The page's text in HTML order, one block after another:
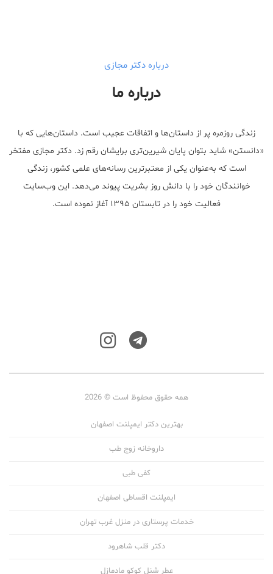
درباره دکتر مجازی
درباره ما
زندگی روزمره پر از داستان‌ها و اتفاقات عجیب است. داستان‌هایی که با
«دانستن» شاید بتوان پایان شیرین‌تری برایشان رقم زد. دکتر مجازی مفتخر
است که به‌عنوان یکی از معتبر‌ترین رسانه‌های علمی کشور، زندگی
خوانندگان خود را با دانش روز بشریت پیوند می‌دهد. این وب‌سایت
فعالیت خود را در تابستان ۱۳۹۵ آغاز نموده است.
همه حقوق محفوظ است © 2026
بهترین دکتر ایمپلنت اصفهان
داروخانه زوج طب
کفی طبی
ایمپلنت اقساطی اصفهان
خدمات پرستاری در منزل غرب تهران
دکتر قلب شاهرود
عطر شنل کوکو مادمازل